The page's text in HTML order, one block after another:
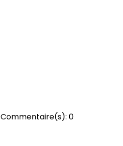
Commentaire(s): 0